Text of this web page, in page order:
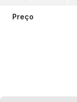
Preço